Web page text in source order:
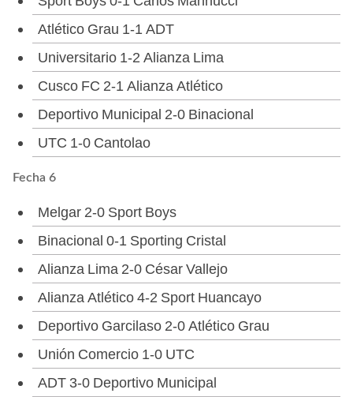
Atlético Grau 1-1 ADT
Universitario 1-2 Alianza Lima
Cusco FC 2-1 Alianza Atlético
Deportivo Municipal 2-0 Binacional
UTC 1-0 Cantolao
Fecha 6
Melgar 2-0 Sport Boys
Binacional 0-1 Sporting Cristal
Alianza Lima 2-0 César Vallejo
Alianza Atlético 4-2 Sport Huancayo
Deportivo Garcilaso 2-0 Atlético Grau
Unión Comercio 1-0 UTC
ADT 3-0 Deportivo Municipal